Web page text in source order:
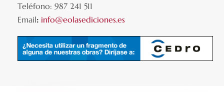
Teléfono: 987 241 511
Email: info@eolasediciones.es